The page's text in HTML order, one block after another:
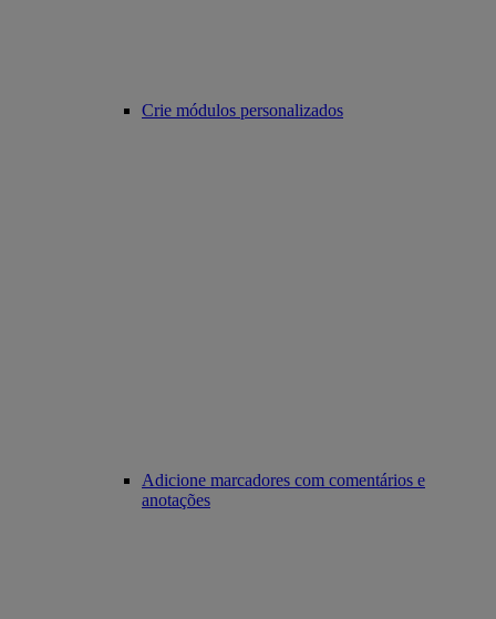
Crie módulos personalizados
Adicione marcadores com comentários e
anotações